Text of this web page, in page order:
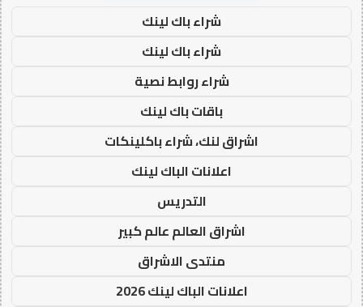
شراء باك لينك
شراء باك لينك
شراء روابط نصية
باقات باك لينك
اشراق لنك، شراء باكلينكات
اعلانات الباك لينك
التدريس
اشراق العالم عالم كبير
منتدى الاشراق
اعلانات الباك لينك 2026